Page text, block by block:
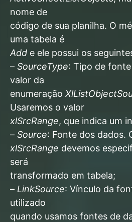
nome de
código de sua planilha. O
uma tabela é
Add e ele possui os
– SourceType: Tipo de
valor da
enumeração
Usaremos o valor
xlSrcRange, que indica um
– Source: Fonte dos dados.
xlSrcRange devemos
será
transformado em tabela;
– LinkSource: Vínculo da
utilizado
quando usamos fontes de